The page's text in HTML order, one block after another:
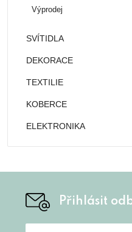
Výprodej
SVÍTIDLA
DEKORACE
TEXTILIE
KOBERCE
ELEKTRONIKA
Přihlásit